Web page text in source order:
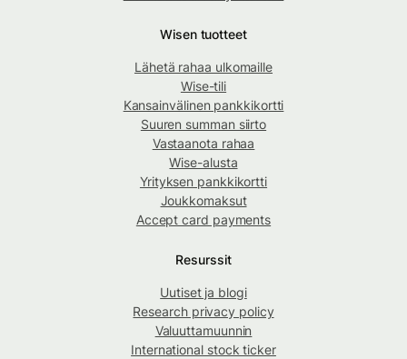
Wisen tuotteet
Lähetä rahaa ulkomaille
Wise-tili
Kansainvälinen pankkikortti
Suuren summan siirto
Vastaanota rahaa
Wise-alusta
Yrityksen pankkikortti
Joukkomaksut
Accept card payments
Resurssit
Uutiset ja blogi
Research privacy policy
Valuuttamuunnin
International stock ticker